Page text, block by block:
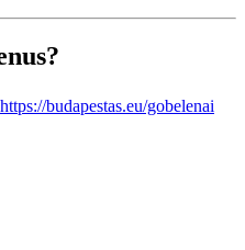
https://budapestas.eu/gobelenai